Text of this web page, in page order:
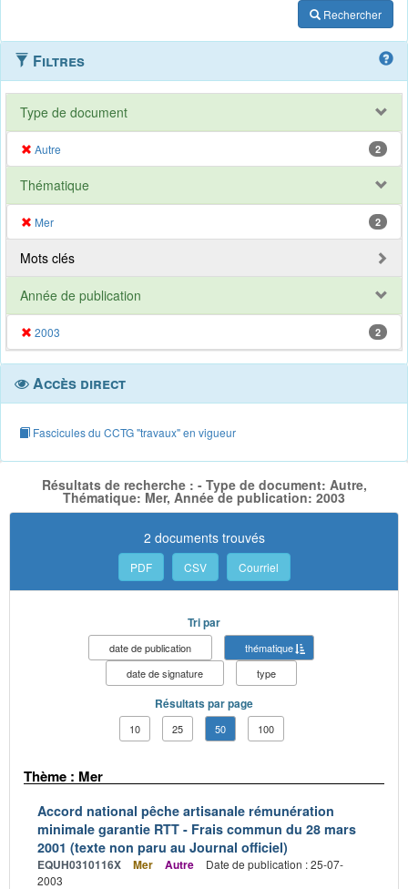
Rechercher
Filtres
Type de document
Autre 2
Thématique
Mer 2
Mots clés
Année de publication
2003 2
Accès direct
Fascicules du CCTG "travaux" en vigueur
Résultats de recherche : - Type de document: Autre,
Thématique: Mer, Année de publication: 2003
2 documents trouvés
PDF CSV Courriel
Tri par
date de publication
thématique
date de signature
type
Résultats par page
10 25 50 100
Thème : Mer
Accord national pêche artisanale rémunération
minimale garantie RTT - Frais commun du 28 mars
2001 (texte non paru au Journal officiel)
EQUH0310116X Mer Autre
Date de publication : 25-07-
2003